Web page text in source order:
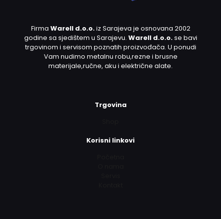
Firma Warell d.o.o.iz Sarajeva je osnovana 2002
godine sa sjedištem u Sarajevu. Warell d.o.o.se bavi
trgovinom i servisom poznatih proizvođača. U ponudi
Vam nudimo metalnu robu,rezne i brusne
materijale,ručne, aku i električne alate.
Trgovina
Korisni linkovi